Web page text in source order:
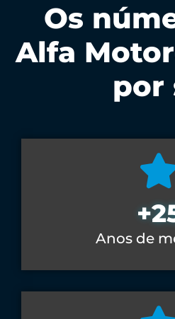
Os
Alfa
por
Anos de
+